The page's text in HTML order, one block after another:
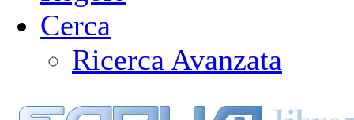
Cerca
Ricerca Avanzata